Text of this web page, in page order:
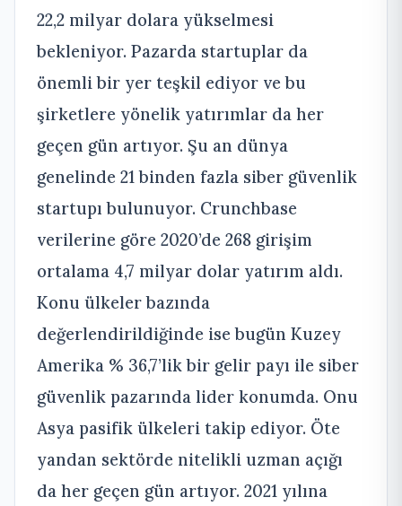
22,2 milyar dolara yükselmesi
bekleniyor. Pazarda startuplar da
önemli bir yer teşkil ediyor ve bu
şirketlere yönelik yatırımlar da her
geçen gün artıyor. Şu an dünya
genelinde 21 binden fazla siber güvenlik
startupı bulunuyor. Crunchbase
verilerine göre 2020’de 268 girişim
ortalama 4,7 milyar dolar yatırım aldı.
Konu ülkeler bazında
değerlendirildiğinde ise bugün Kuzey
Amerika % 36,7’lik bir gelir payı ile siber
güvenlik pazarında lider konumda. Onu
Asya pasifik ülkeleri takip ediyor. Öte
yandan sektörde nitelikli uzman açığı
da her geçen gün artıyor. 2021 yılına